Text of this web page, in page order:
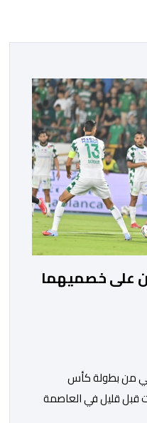
على خصميهما
من بطولة كأس
قبل قليل في العاصمة